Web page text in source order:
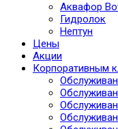
Аквафор
Гидролок
Нептун
Цены
Акции
Корпоративным